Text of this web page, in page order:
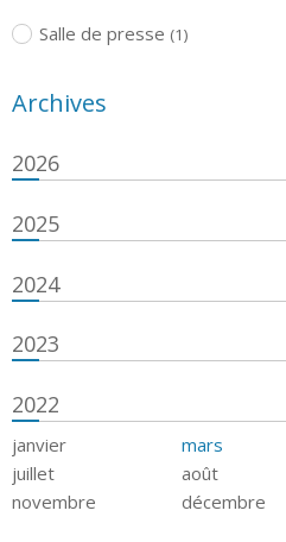
Salle de presse (1)
Archives
2026
2025
2024
2023
2022
janvier mars
juillet
août
novembre
décembre